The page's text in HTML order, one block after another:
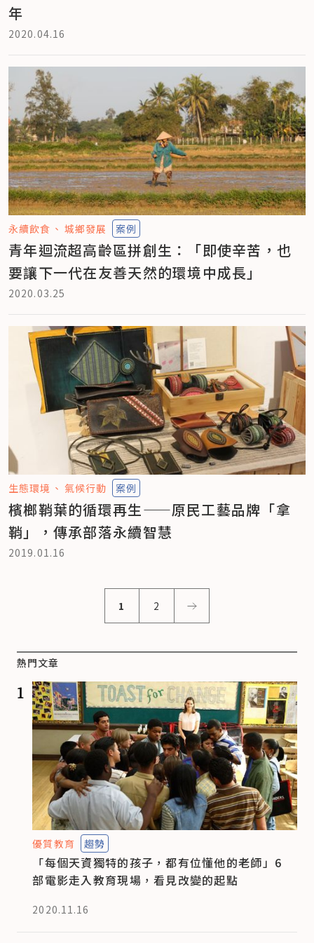
年
2020.04.16
永續飲食 城鄉發展 案例
青年迴流超高齡區拼創生：「即使辛苦，也
要讓下一代在友善天然的環境中成長」
2020.03.25
生態環境 氣候行動 案例
檳榔鞘葉的循環再生——原民工藝品牌「拿
鞘」，傳承部落永續智慧
2019.01.16
1 2
熱門文章
1
優質教育 趨勢
「每個天資獨特的孩子，都有位懂他的老師」6
部電影走入教育現場，看見改變的起點
2020.11.16